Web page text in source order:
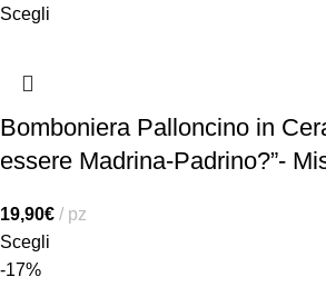
Scegli
Bomboniera Palloncino in
essere Madrina-Padrino?”-
19,90€
pz
Scegli
-17%